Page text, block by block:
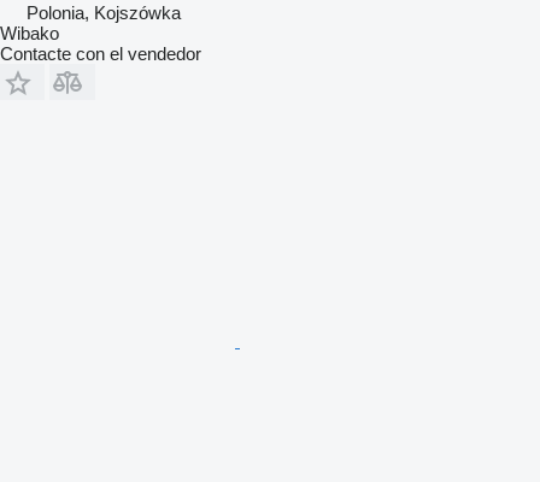
Polonia, Kojszówka
Wibako
Contacte con el vendedor